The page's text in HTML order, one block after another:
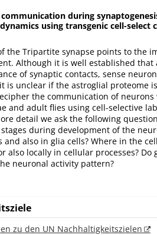
during
using transgenic cell-select
the Tripartite synapse points to the
Although it is well established
of synaptic contacts, sense
is unclear if the astroglial proteome
the communication of
and adult flies using cell-selective
detail we ask the following
during development of the
and also in glia cells? Where in the
also locally in cellular processes? Do
neuronal activity pattern?
zu den UN Nachhaltigkeitszielen